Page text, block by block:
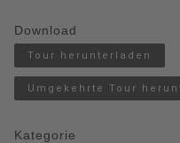
Download
Tour herunterladen
Umgekehrte Tour
Kategorie